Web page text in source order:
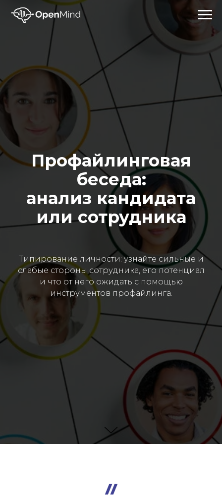
Профайлинговая
беседа:
анализ кандидата
или сотрудника
Типирование личности: узнайте сильные и
слабые стороны сотрудника, его потенциал
и что от него ожидать с помощью
инструментов профайлинга.